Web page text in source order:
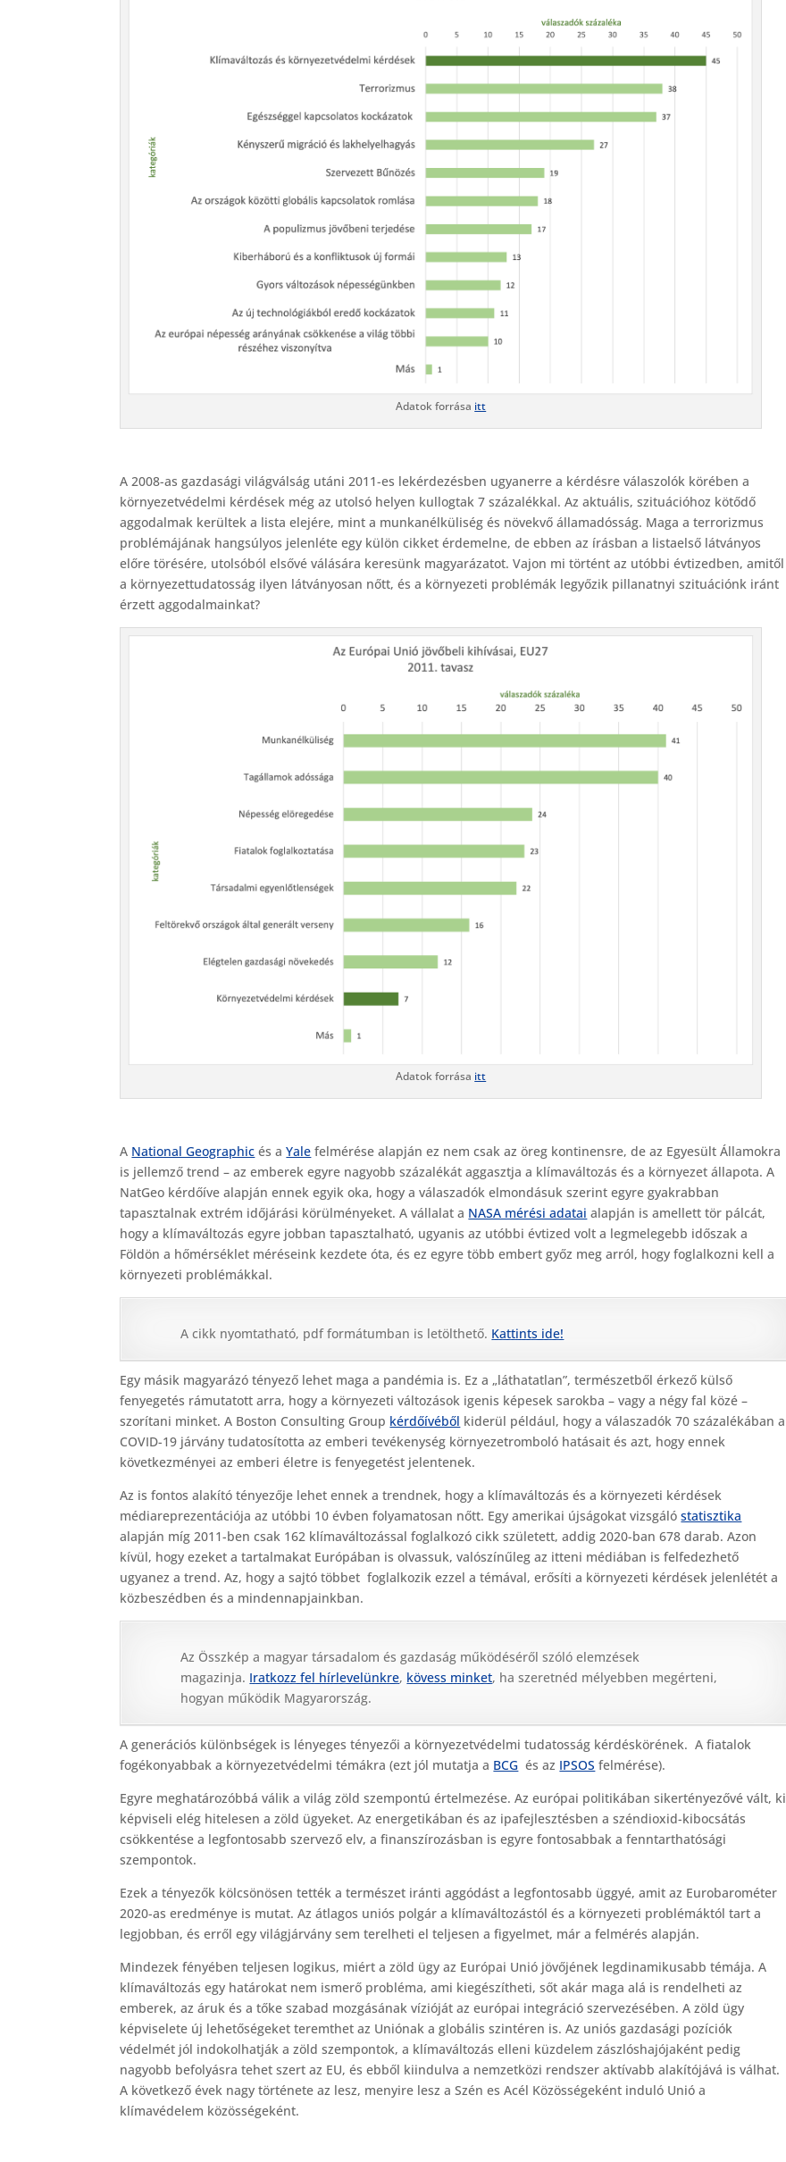
Adatok forrása itt
A 2008-as gazdasági világválság utáni 2011-es lekérdezésben ugyanerre a kérdésre válaszolók körében a
környezetvédelmi kérdések még az utolsó helyen kullogtak 7 százalékkal. Az aktuális, szituációhoz kötődő
aggodalmak kerültek a lista elejére, mint a munkanélküliség és növekvő államadósság. Maga a terrorizmus
problémájának hangsúlyos jelenléte egy külön cikket érdemelne, de ebben az írásban a listaelső látványos
előre törésére, utolsóból elsővé válására keresünk magyarázatot. Vajon mi történt az utóbbi évtizedben, amitől
a környezettudatosság ilyen látványosan nőtt, és a környezeti problémák legyőzik pillanatnyi szituációnk iránt
érzett aggodalmainkat?
Adatok forrása itt
A National Geographic és aYale felmérése alapján ez nem csak az öreg kontinensre, de az Egyesült Államokra
is jellemző trend – az emberek egyre nagyobb százalékát aggasztja a klímaváltozás és a környezet állapota. A
NatGeo kérdőíve alapján ennek egyik oka, hogy a válaszadók elmondásuk szerint egyre gyakrabban
tapasztalnak extrém időjárási körülményeket. A vállalat a NASA mérési adatai alapján is amellett tör pálcát,
hogy a klímaváltozás egyre jobban tapasztalható, ugyanis az utóbbi évtized volt a legmelegebb időszak a
Földön a hőmérséklet méréseink kezdete óta, és ez egyre több embert győz meg arról, hogy foglalkozni kell a
környezeti problémákkal.
A cikk nyomtatható, pdf formátumban is letölthető. Kattints ide!
Egy másik magyarázó tényező lehet maga a pandémia is. Ez a „láthatatlan”, természetből érkező külső
fenyegetés rámutatott arra, hogy a környezeti változások igenis képesek sarokba – vagy a négy fal közé –
szorítani minket. A Boston Consulting Group kérdőívéből kiderül például, hogy a válaszadók 70 százalékában a
COVID-19 járvány tudatosította az emberi tevékenység környezetromboló hatásait és azt, hogy ennek
következményei az emberi életre is fenyegetést jelentenek.
Az is fontos alakító tényezője lehet ennek a trendnek, hogy a klímaváltozás és a környezeti kérdések
médiareprezentációja az utóbbi 10 évben folyamatosan nőtt. Egy amerikai újságokat vizsgálóstatisztika
alapján míg 2011-ben csak 162 klímaváltozással foglalkozó cikk született, addig 2020-ban 678 darab. Azon
kívül, hogy ezeket a tartalmakat Európában is olvassuk, valószínűleg az itteni médiában is felfedezhető
ugyanez a trend. Az, hogy a sajtó többet foglalkozik ezzel a témával, erősíti a környezeti kérdések jelenlétét a
közbeszédben és a mindennapjainkban.
Az Összkép a magyar társadalom és gazdaság működéséről szóló elemzések
magazinja. Iratkozz fel hírlevelünkre, kövess minket, ha szeretnéd mélyebben megérteni,
hogyan működik Magyarország.
A generációs különbségek is lényeges tényezői a környezetvédelmi tudatosság kérdéskörének. A fiatalok
fogékonyabbak a környezetvédelmi témákra (ezt jól mutatja a BCG és az IPSOS felmérése).
Egyre meghatározóbbá válik a világ zöld szempontú értelmezése. Az európai politikában sikertényezővé vált, ki
képviseli elég hitelesen a zöld ügyeket. Az energetikában és az ipafejlesztésben a széndioxid-kibocsátás
csökkentése a legfontosabb szervező elv, a finanszírozásban is egyre fontosabbak a fenntarthatósági
szempontok.
Ezek a tényezők kölcsönösen tették a természet iránti aggódást a legfontosabb üggyé, amit az Eurobarométer
2020-as eredménye is mutat. Az átlagos uniós polgár a klímaváltozástól és a környezeti problémáktól tart a
legjobban, és erről egy világjárvány sem terelheti el teljesen a figyelmet, már a felmérés alapján.
Mindezek fényében teljesen logikus, miért a zöld ügy az Európai Unió jövőjének legdinamikusabb témája. A
klímaváltozás egy határokat nem ismerő probléma, ami kiegészítheti, sőt akár maga alá is rendelheti az
emberek, az áruk és a tőke szabad mozgásának vízióját az európai integráció szervezésében. A zöld ügy
képviselete új lehetőségeket teremthet az Uniónak a globális szintéren is. Az uniós gazdasági pozíciók
védelmét jól indokolhatják a zöld szempontok, a klímaváltozás elleni küzdelem zászlóshajójaként pedig
nagyobb befolyásra tehet szert az EU, és ebből kiindulva a nemzetközi rendszer aktívabb alakítójává is válhat.
A következő évek nagy története az lesz, menyire lesz a Szén es Acél Közösségeként induló Unió a
klímavédelem közösségeként.